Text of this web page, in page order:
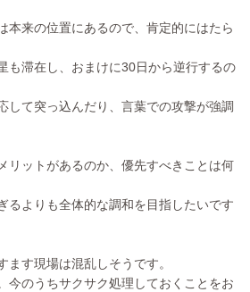
本来の位置にあるので、肯定的にはたら
も滞在し、おまけに30日から逆行するの
して突っ込んだり、言葉での攻撃が強調
リットがあるのか、優先すべきことは何
るよりも全体的な調和を目指したいです
す現場は混乱しそうです。
今のうちサクサク処理しておくことをお